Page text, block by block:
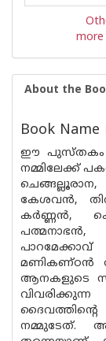
About the
Book Name
ഈ പുസ്തകം
നമ്മിലേക്ക്
കേശവൻ,
കർണ്ണൻ,
പത്മനാഭൻ,
മണികണ്ഠൻ
ആനകളുടെ
നമ്മുടേത്.